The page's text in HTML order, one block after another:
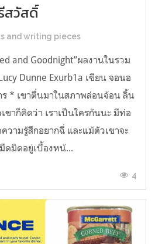
สวัสดิ์
and writing pieces
and Goodnight”ผลงานในรวม
Dunne Exurb1a เขียน จอนอ
ร * เขาตื่นมาในสภาพล่อนจ้อน ลิ้น
าก็คิดว่า เราเป็นใครกันนะ มีท่อ
วามรู้สึกอยากฉี่ และแม้ตัวเขาจะ
ดมิดอยู่เบื้องหน้...
4